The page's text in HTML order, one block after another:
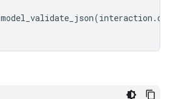
model_validate_json(interaction .